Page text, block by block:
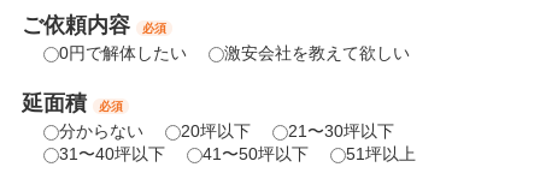
ご依頼内容 必須
0円で解体したい 激安会社を教えて欲しい
延面積 必須
分からない 20坪以下
21〜30坪以下
31〜40坪以下
41〜50坪以下 51坪以上